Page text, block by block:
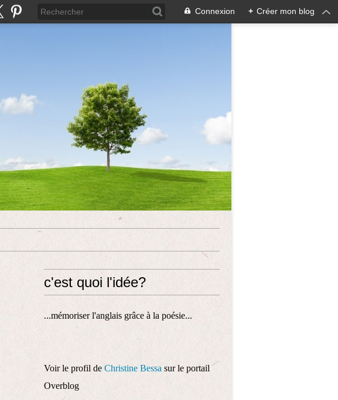
Connexion + Créer mon blog
c'est quoi l'idée?
...mémoriser l'anglais grâce à la poésie...
Voir le profil de Christine Bessa sur le portail
Overblog